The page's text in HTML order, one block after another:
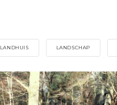
LANDHUIS LANDSCHAP